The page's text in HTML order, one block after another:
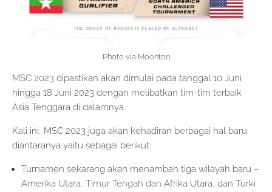
Photo via Moonton
MSC 2023 dipastikan akan dimulai pada tanggal 10 Juni
hingga 18 Juni 2023 dengan melibatkan tim-tim terbaik
Asia Tenggara di dalamnya.
Kali ini, MSC 2023 juga akan kehadiran berbagai hal baru
diantaranya yaitu sebagai berikut:
Turnamen sekarang akan menambah tiga wilayah baru –
Amerika Utara, Timur Tengah dan Afrika Utara, dan Turki